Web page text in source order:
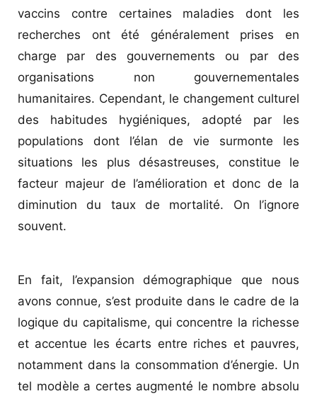
vaccins contre certaines maladies dont les
recherches ont été généralement prises en
charge par des gouvernements ou par des
organisations non gouvernementales
humanitaires. Cependant, le changement culturel
des habitudes hygiéniques, adopté par les
populations dont l’élan de vie surmonte les
situations les plus désastreuses, constitue le
facteur majeur de l’amélioration et donc de la
diminution du taux de mortalité. On l’ignore
souvent.
En fait, l’expansion démographique que nous
avons connue, s’est produite dans le cadre de la
logique du capitalisme, qui concentre la richesse
et accentue les écarts entre riches et pauvres,
notamment dans la consommation d’énergie. Un
tel modèle a certes augmenté le nombre absolu